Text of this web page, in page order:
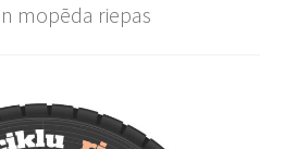
mopēda riepas